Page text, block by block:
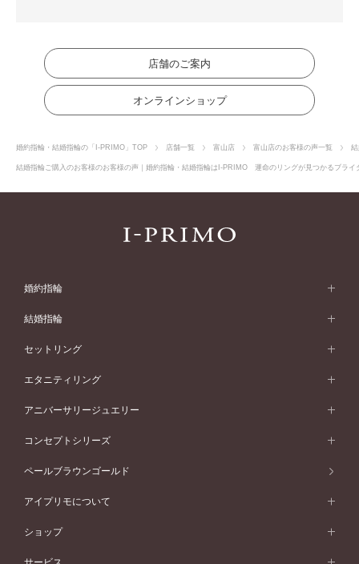
店舗のご案内
オンラインショップ
婚約指輪・結婚指輪の「I-PRIMO」TOP 店舗一覧 富山店 富山店のお客様の声一覧
結婚指輪ご購入のお客様のお客様の声｜婚約指輪・結婚指輪はI-PRIMO 運命のリングが見つかるブラ
婚約指輪
婚約指輪 (エンゲージリング)
婚約指輪一覧
ピンクゴールド
ペールブラウンゴールド
ウェーブライン
V字ライン
ワンサイドメレ
ダブルサイドメレ
シンプル
フェミニン
モード
50万円台～
40万円台～
30万円台～
婚約指輪 人気ランキング
結婚指輪
結婚指輪 (マリッジリング)
結婚指輪一覧
ピンクゴールド
ペールブラウンゴールド
ウェーブライン
V字ライン
ワンメレ
セベラルメレ
シンプル
フェミニン
モード
50万円～
セットリング
セットリング
セットリング一覧
ピンクゴールド
ペールブラウンゴールド
エタニティリング
エタニティリング
エタニティリング一覧
ピンクゴールド
ペールブラウンゴールド
アニバーサリージュエリー
アニバーサリージュエリー
アニバーサリージュエリー一覧
ファッションリング
ブレスレット
コンセプトシリーズ
コンセプトシリーズ
オリジンビリーフ
ペールブラウンゴールド
アイプリモについて
アイプリモについて
パーソナルハンド診断
ショップ
店舗一覧